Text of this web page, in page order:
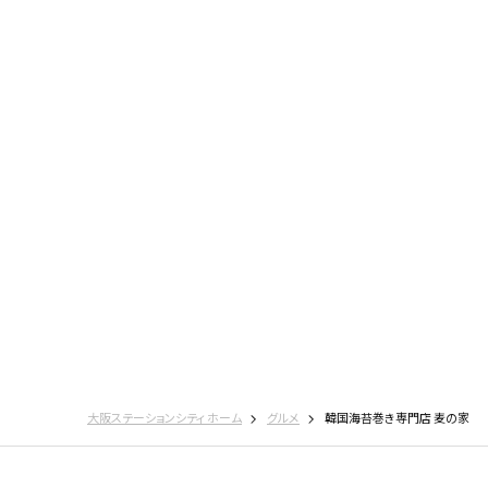
大阪ステーションシティ ホーム グルメ 韓国海苔巻き専門店 麦の家